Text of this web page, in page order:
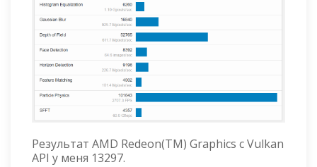
Результат AMD Redeon(TM) Graphics с Vulkan
API у меня 13297.